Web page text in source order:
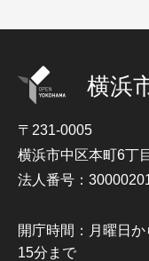
横浜
〒231-0005
横浜市中区本町6丁
法人番号：
開庁時間：月曜日
15分まで